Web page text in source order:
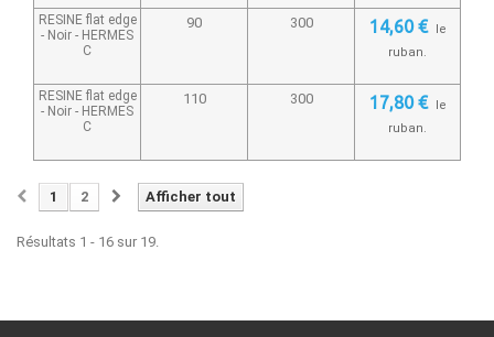
RESINE flat edge
- Noir - HERMES
C
90 300 14,60 € le
ruban.
RESINE flat edge
- Noir - HERMES
C
110 300 17,80 € le
ruban.
Afficher tout
1 2
Résultats 1 - 16 sur 19.